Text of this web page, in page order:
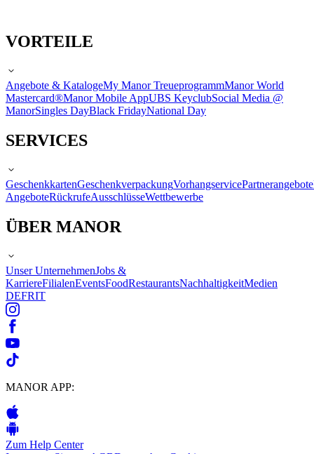
VORTEILE
Angebote & KatalogeMy Manor TreueprogrammManor World
Mastercard®Manor Mobile AppUBS KeyclubSocial Media @
ManorSingles DayBlack FridayNational Day
SERVICES
GeschenkkartenGeschenkverpackungVorhangservicePartnerangebote
AngeboteRückrufeAusschlüsseWettbewerbe
ÜBER MANOR
Unser UnternehmenJobs &
KarriereFilialenEventsFoodRestaurantsNachhaltigkeitMedien
DEFRIT
MANOR APP:
Zum Help Center